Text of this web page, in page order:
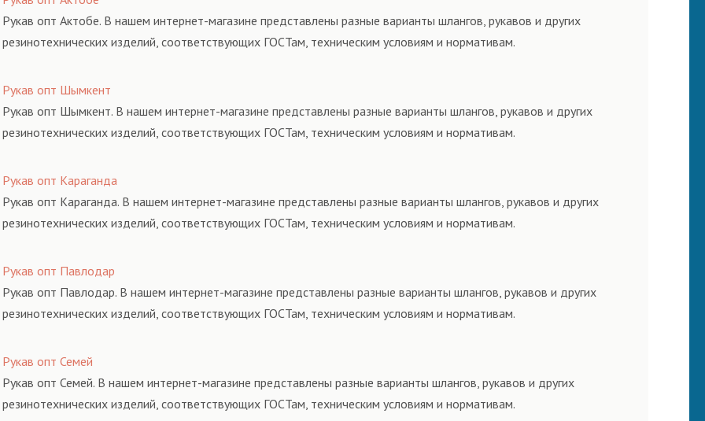
Рукав опт Актобе. В нашем интернет-магазине представлены разные варианты шлангов, рукавов и других
резинотехнических изделий, соответствующих ГОСТам, техническим условиям и нормативам.
Рукав опт Шымкент
Рукав опт Шымкент. В нашем интернет-магазине представлены разные варианты шлангов, рукавов и других
резинотехнических изделий, соответствующих ГОСТам, техническим условиям и нормативам.
Рукав опт Караганда
Рукав опт Караганда. В нашем интернет-магазине представлены разные варианты шлангов, рукавов и других
резинотехнических изделий, соответствующих ГОСТам, техническим условиям и нормативам.
Рукав опт Павлодар
Рукав опт Павлодар. В нашем интернет-магазине представлены разные варианты шлангов, рукавов и других
резинотехнических изделий, соответствующих ГОСТам, техническим условиям и нормативам.
Рукав опт Семей
Рукав опт Семей. В нашем интернет-магазине представлены разные варианты шлангов, рукавов и других
резинотехнических изделий, соответствующих ГОСТам, техническим условиям и нормативам.